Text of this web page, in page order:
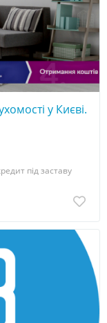
у Києві.
під заставу